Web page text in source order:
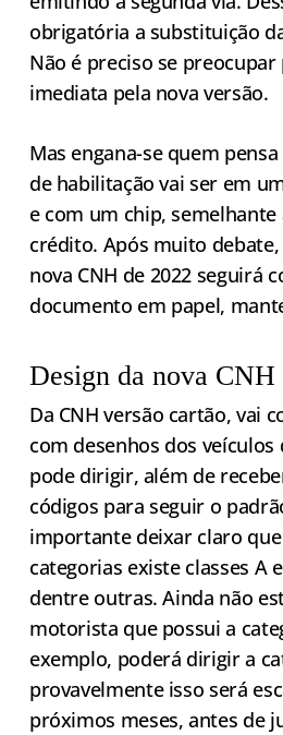
obrigatória a substituição
Não é preciso se
imediata pela nova versão.
Mas engana-se quem
de habilitação vai ser em
e com um chip,
crédito. Após muito
nova CNH de 2022 seguirá
documento em papel,
Design da nova CNH
Da CNH versão cartão, vai
com desenhos dos
pode dirigir, além de
códigos para seguir o
importante deixar claro
categorias existe classes A
dentre outras. Ainda não
motorista que possui a
exemplo, poderá dirigir a
provavelmente isso será
próximos meses, antes de